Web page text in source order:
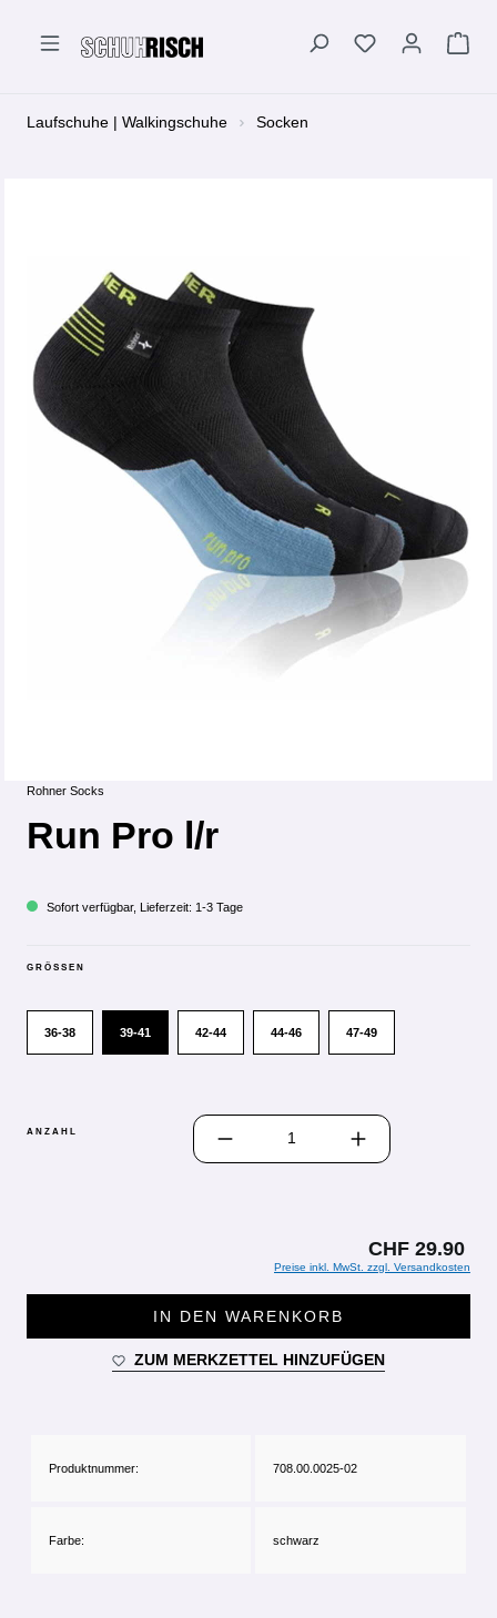
Laufschuhe | Walkingschuhe Socken
Rohner Socks
Run Pro l/r
Sofort verfügbar, Lieferzeit: 1-3 Tage
GRÖSSEN
36-38 39-41 42-44 44-46 47-49
ANZAHL
PRODUKT ANZAHL: GIB DEN
CHF 29.90
Preise inkl. MwSt. zzgl. Versandkosten
IN DEN WARENKORB
ZUM MERKZETTEL HINZUFÜGEN
Produktnummer: 708.00.0025-02
Farbe: schwarz